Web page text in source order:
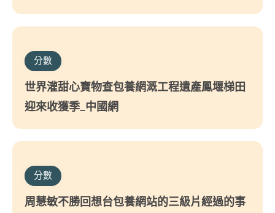
分數
世界灌甜心寶物查包養網溉工程遺產鳳堰梯田
迎來收獲季_中國網
分數
周慧敏不勝回想台包養網站的三級片經過的事